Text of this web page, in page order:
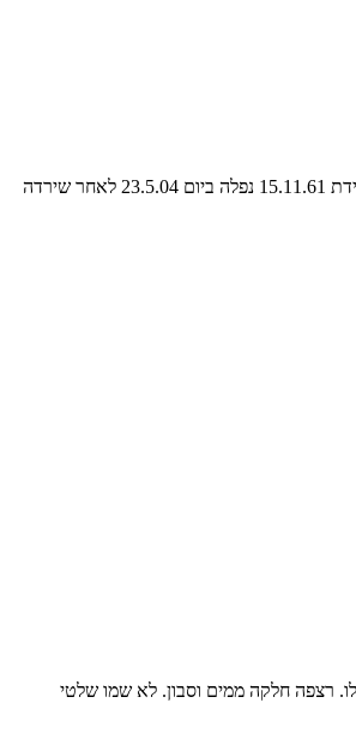
הדיון בהחלטה זו סב בשאלת תחולת חוק הפיצויים לנפגעי תאונות דרכים, תשל”ה-1975 (להלן: “חוק הפיצויים”) בנסיבות תיק זה. רוב העובדות מוסכמות על הצדדים. התובעת, ילידת 15.11.61 נפלה ביום 23.5.04 לאחר שירדה
רצפה חלקה ממים וסבון. לא שמו שלטי